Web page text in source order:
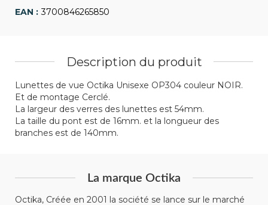
3700846265850
Description du produit
Lunettes de vue Octika Unisexe OP304 couleur NOIR.
Et de montage Cerclé.
La largeur des verres des lunettes est 54mm.
La taille du pont est de 16mm. et la longueur des
branches est de 140mm.
La marque Octika
Octika, Créée en 2001 la société se lance sur le marché